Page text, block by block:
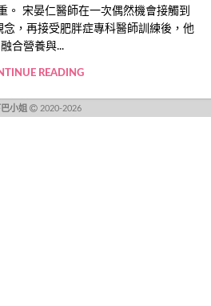
。 宋晏仁醫師在一次偶然機會接觸到
，再接受肥胖症專科醫師訓練後，他
融合營養與...
READING
小姐 2020-2026